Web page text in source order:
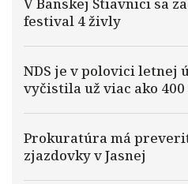
festival 4 živly
NDS je v polovici letnej
vyčistila už viac ako
Prokuratúra má
zjazdovky v Jasnej